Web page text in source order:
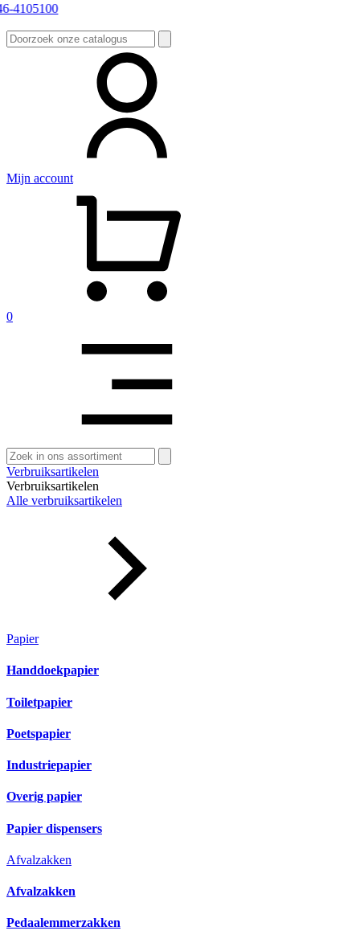
Zoeken
naar:
Mijn account
0
Zoeken
naar:
Verbruiksartikelen
Verbruiksartikelen
Alle verbruiksartikelen
Papier
Handdoekpapier
Toiletpapier
Poetspapier
Industriepapier
Overig papier
Papier dispensers
Afvalzakken
Afvalzakken
Pedaalemmerzakken